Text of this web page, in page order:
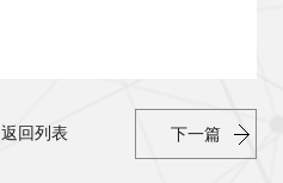
下一篇
返回列表